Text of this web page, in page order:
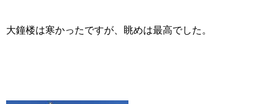
大鐘楼は寒かったですが、眺めは最高でした。